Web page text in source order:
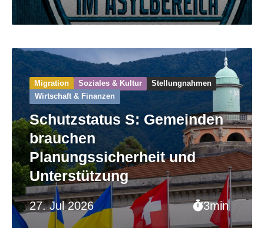
27. Jul 2026 3min
Migration Soziales & Kultur
Stellungnahmen
Wirtschaft & Finanzen
Schutzstatus S: Gemeinden
brauchen
Planungssicherheit und
Unterstützung